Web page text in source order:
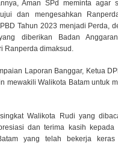
Aman SPd meminta agar
dan mengesahkan
Tahun 2023 menjadi Perda,
diberikan Badan
Ranperda dimaksud.
Laporan Banggar, Ketua
mewakili Walikota Batam untuk
Walikota Rudi yang
dan terima kasih
yang telah bekerja keras